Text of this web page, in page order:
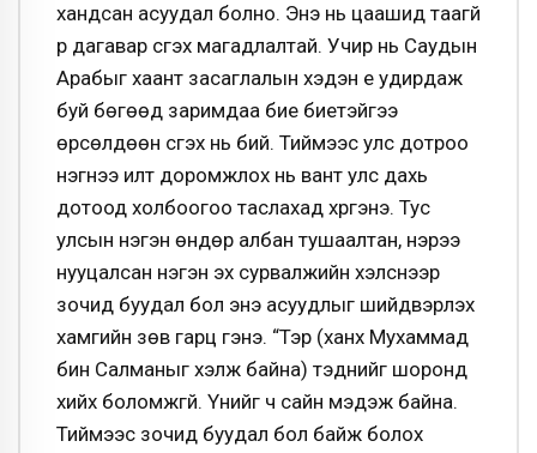
хандсан асуудал болно. Энэ нь цаашид таагүй
үр дагавар үүсгэх магадлалтай. Учир нь Саудын
Арабыг хаант засаглалын хэдэн үе удирдаж
буй бөгөөд заримдаа бие биетэйгээ
өрсөлдөөн үүсгэх нь бий. Тиймээс улс дотроо
нэгнээ илт доромжлох нь вант улс дахь
дотоод холбоогоо таслахад хүргэнэ. Тус
улсын нэгэн өндөр албан тушаалтан, нэрээ
нууцалсан нэгэн эх сурвалжийн хэлснээр
зочид буудал бол энэ асуудлыг шийдвэрлэх
хамгийн зөв гарц гэнэ. “Тэр (ханхүү Мухаммад
бин Салманыг хэлж байна) тэднийг шоронд
хийх боломжгүй. Үүнийг ч сайн мэдэж байна.
Тиймээс зочид буудал бол байж болох